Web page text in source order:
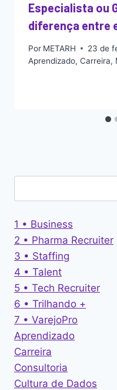
Especialista ou
diferença entre
Por METARH
23 de
Aprendizado, Carreira,
1 • Business
2 • Pharma Recruiter
3 • Staffing
4 • Talent
5 • Tech Recruiter
6 • Trilhando +
7 • VarejoPro
Aprendizado
Carreira
Consultoria
Cultura de Dados